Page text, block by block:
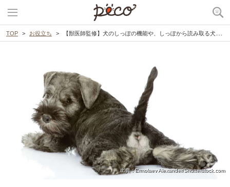
TOP お役立ち 【獣医師監修】犬のしっぽの機能や、しっぽから読み取る犬の心理
出典 : Ermolaev Alexander/Shutterstock.com